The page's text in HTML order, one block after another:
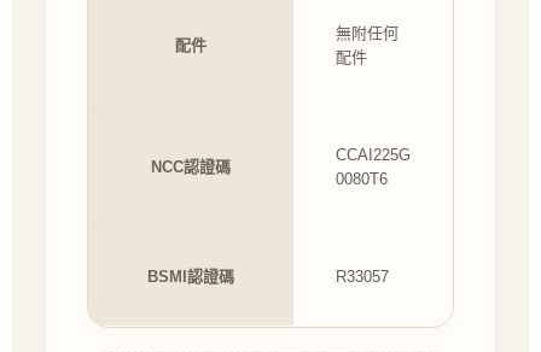
配件
無附任何
配件
NCC認證碼
CCAI225G
0080T6
BSMI認證碼 R33057